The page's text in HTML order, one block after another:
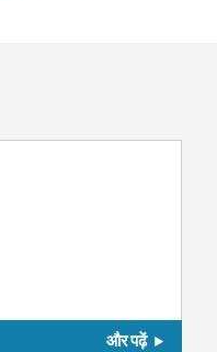
और पढ़ें